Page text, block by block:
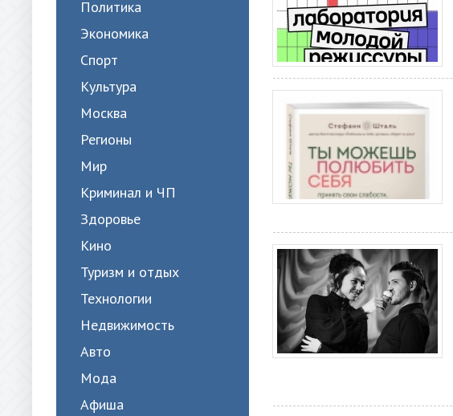
Политика
Экономика
Спорт
Культура
Москва
Регионы
Мир
Криминал и ЧП
Здоровье
Кино
Туризм и отдых
Технологии
Недвижимость
Авто
Мода
Афиша